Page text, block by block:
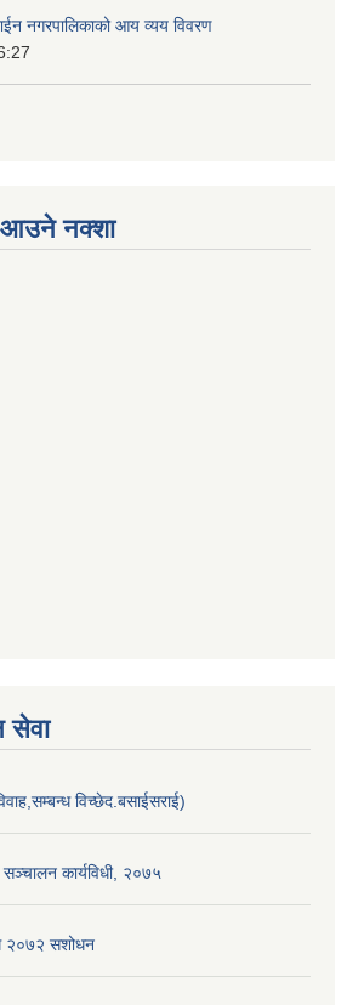
नगरपालिकाको आय व्यय विवरण
आउने नक्शा
सेवा
विच्छेद.बसाईसराई)
सञ्चालन कार्यविधी, २०७५
२०७२ स‌शोधन